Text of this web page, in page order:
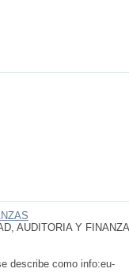
AUDITORIA Y
describe como info:eu-